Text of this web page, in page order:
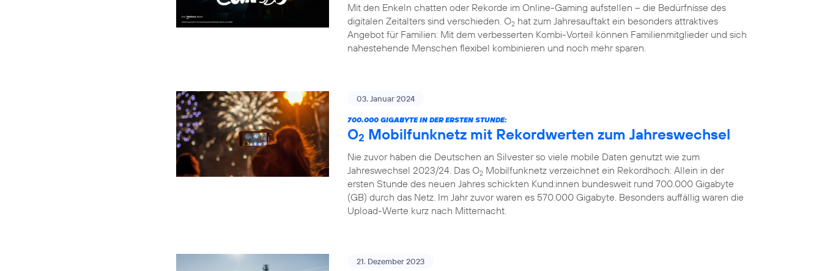
Mit den Enkeln chatten oder Rekorde im Online-Gaming aufstellen – die Bedürfnisse des
digitalen Zeitalters sind verschieden. O2 hat zum Jahresauftakt ein besonders attraktives
Angebot für Familien: Mit dem verbesserten Kombi-Vorteil können Familienmitglieder und sich
nahestehende Menschen flexibel kombinieren und noch mehr sparen.
03. Januar 2024
700.000 GIGABYTE IN DER ERSTEN STUNDE:
O2 Mobilfunknetz mit Rekordwerten zum Jahreswechsel
Nie zuvor haben die Deutschen an Silvester so viele mobile Daten genutzt wie zum
Jahreswechsel 2023/24. Das O2 Mobilfunknetz verzeichnet ein Rekordhoch: Allein in der
ersten Stunde des neuen Jahres schickten Kund:innen bundesweit rund 700.000 Gigabyte
(GB) durch das Netz. Im Jahr zuvor waren es 570.000 Gigabyte. Besonders auffällig waren die
Upload-Werte kurz nach Mitternacht.
21. Dezember 2023